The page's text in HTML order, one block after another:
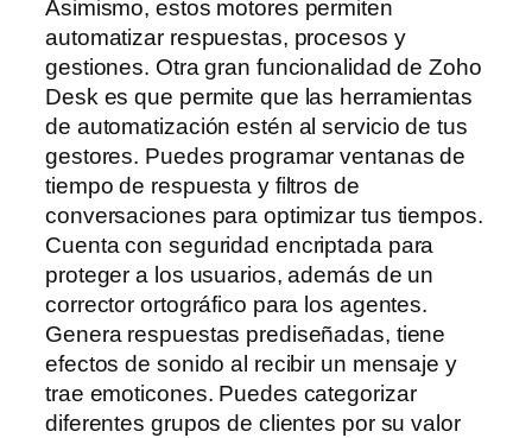
Asimismo, estos motores permiten
automatizar respuestas, procesos y
gestiones. Otra gran funcionalidad de Zoho
Desk es que permite que las herramientas
de automatización estén al servicio de tus
gestores. Puedes programar ventanas de
tiempo de respuesta y filtros de
conversaciones para optimizar tus tiempos.
Cuenta con seguridad encriptada para
proteger a los usuarios, además de un
corrector ortográfico para los agentes.
Genera respuestas prediseñadas, tiene
efectos de sonido al recibir un mensaje y
trae emoticones. Puedes categorizar
diferentes grupos de clientes por su valor